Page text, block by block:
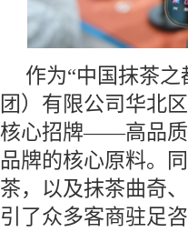
作为“中国抹茶
团）有限公司华北
核心招牌——高品质
品牌的核心原料。
茶，以及抹茶曲奇
引了众多客商驻足